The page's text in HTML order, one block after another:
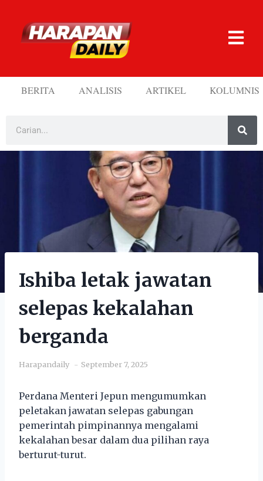
BERITA ANALISIS ARTIKEL KOLUMNIS
Ishiba letak jawatan
selepas kekalahan
berganda
Harapandaily September 7, 2025
Perdana Menteri Jepun mengumumkan
peletakan jawatan selepas gabungan
pemerintah pimpinannya mengalami
kekalahan besar dalam dua pilihan raya
berturut-turut.